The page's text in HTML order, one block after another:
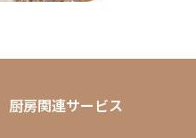
厨房関連サービス